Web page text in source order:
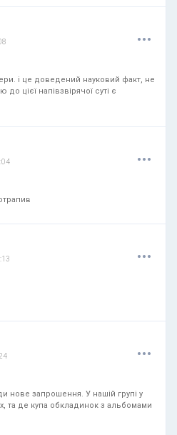
...
і це доведений науковий факт, не
цієї напівзвірячої суті є
...
...
...
нове запрошення. У нашій групі у
та де купа обкладинок з альбомами